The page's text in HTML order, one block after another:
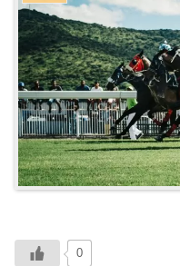
0